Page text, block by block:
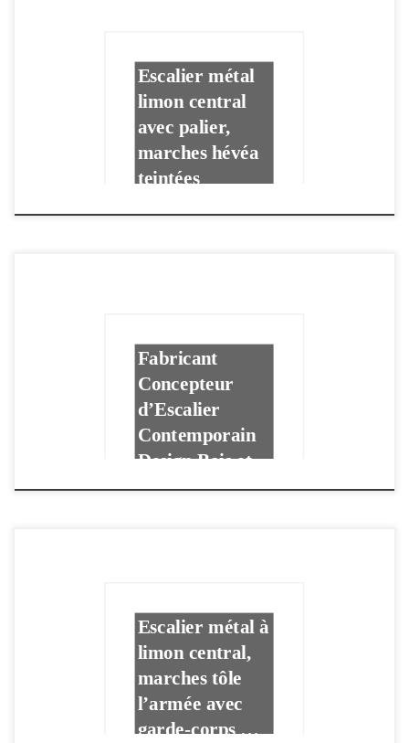
Escalier métal
limon central
avec palier,
marches hévéa
teintées
Fabricant
Concepteur
d’Escalier
Contemporain
Design Bois et
Métal Bagnols
Escalier métal à
limon central,
marches tôle
l’armée avec
garde-corps …